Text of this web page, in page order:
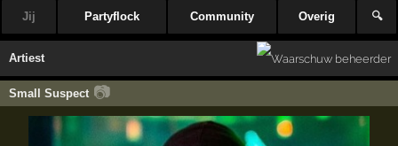
Jij Partyflock Community Overig 🔍
Artiest
Small Suspect 📷